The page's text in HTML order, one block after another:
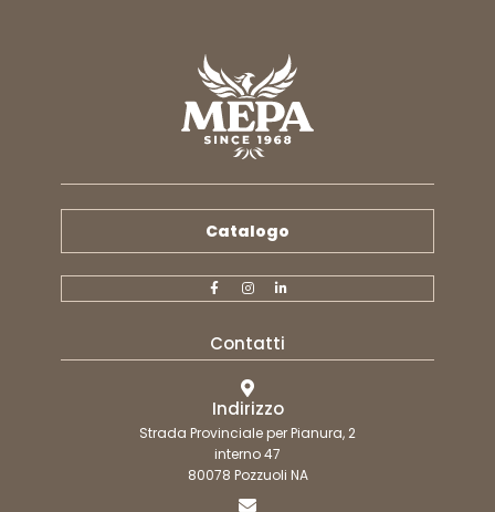
Catalogo
Contatti
Indirizzo
Strada Provinciale per Pianura, 2
interno 47
80078 Pozzuoli NA